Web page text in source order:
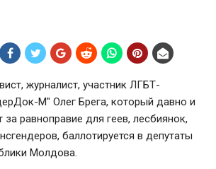
журналист, участник ЛГБТ-
М" Олег Брега, который давно и
за равноправие для геев, лесбиянок,
баллотируется в депутаты
Молдова.